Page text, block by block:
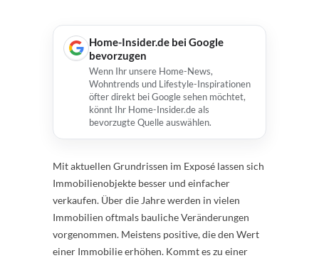
Home-Insider.de bei Google
bevorzugen
Wenn Ihr unsere Home-News,
Wohntrends und Lifestyle-Inspirationen
öfter direkt bei Google sehen möchtet,
könnt Ihr Home-Insider.de als
bevorzugte Quelle auswählen.
Mit aktuellen Grundrissen im Exposé lassen sich
Immobilienobjekte besser und einfacher
verkaufen. Über die Jahre werden in vielen
Immobilien oftmals bauliche Veränderungen
vorgenommen. Meistens positive, die den Wert
einer Immobilie erhöhen. Kommt es zu einer